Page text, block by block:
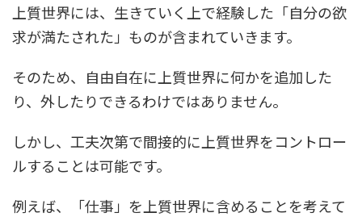
上質世界には、生きていく上で経験した「自分の欲
求が満たされた」ものが含まれていきます。
そのため、自由自在に上質世界に何かを追加した
り、外したりできるわけではありません。
しかし、工夫次第で間接的に上質世界をコントロー
ルすることは可能です。
例えば、「仕事」を上質世界に含めることを考えて